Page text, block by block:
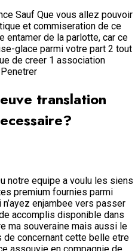
Sauf Que vous allez pouvoir
et commiseration de ce
entamer de la parlotte, car ce
glace parmi votre part 2 tout
de creer 1 association
translation
notre equipe a voulu les siens
premium fournies parmi
enjambee vers passer
accomplis disponible dans
ma souveraine mais aussi le
concernant cette belle etre